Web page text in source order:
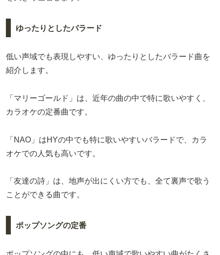
ゆったりとしたバラード
低い声域でも表現しやすい、ゆったりとしたバラード曲を
紹介します。
「マリーゴールド」は、近年の曲の中で特に歌いやすく、
カラオケの定番曲です。
「NAO」はHYの中でも特に歌いやすいバラードで、カラ
オケでの人気も高いです。
「友達の詩」は、地声が出にくい方でも、全て裏声で歌う
ことができる曲です。
ポップソングの定番